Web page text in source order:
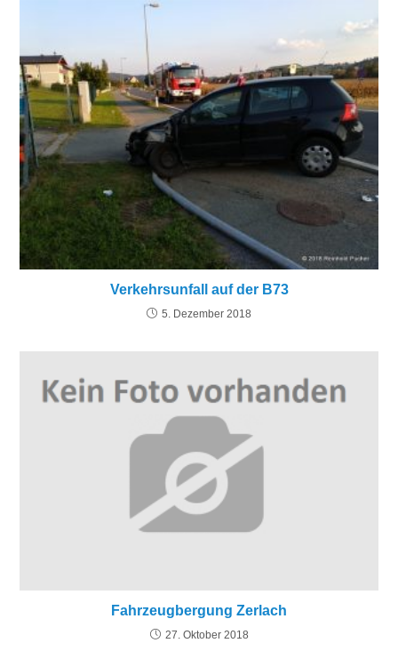
Verkehrsunfall auf der B73
5. Dezember 2018
Fahrzeugbergung Zerlach
27. Oktober 2018